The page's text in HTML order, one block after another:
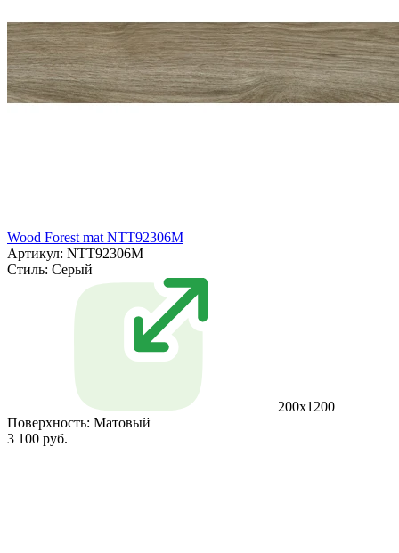
Wood Forest mat NTT92306M
Артикул: NTT92306M
Стиль: Серый
200x1200
Поверхность: Матовый
3 100 руб.